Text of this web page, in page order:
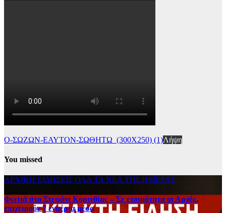
Ο-ΣΩΖΩΝ-ΕΑΥΤΟΝ-ΣΩΘΗΤΩ_(300Χ250) (1)Λήψη
You missed
ΑΡΧΙΚΗ ΕΙΔΗΣΕΙΣ ΟΛΑ ΤΑ ΝΕΑ ΤΗΣ ΗΜΕΡΑΣ
Φωτιά στο Στεφάνι Κορινθίας – Σε ετοιμότητα οι Αρχές,
επιχειρούν 7 εναέρια μέσα